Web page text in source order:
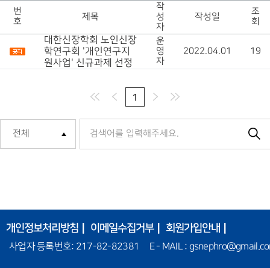
번
호
제목
작
성
자
작성일
조
회
대한신장학회 노인신장
학연구회 '개인연구지
원사업' 신규과제 선정
운
영
자
2022.04.01 19
1
개인정보처리방침 이메일수집거부 회원가입안내
사업자 등록번호: 217-82-82381 E - MAIL :